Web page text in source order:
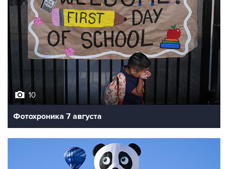
10
Фотохроника 7 августа